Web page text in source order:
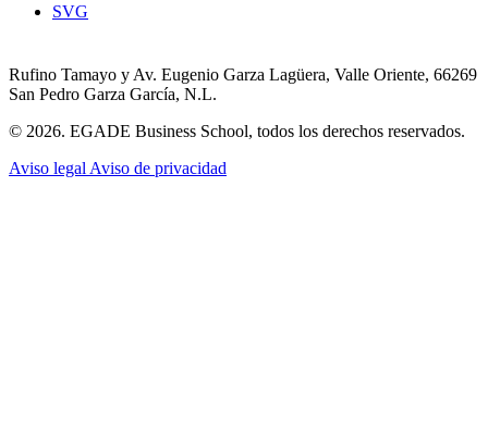
SVG
Rufino Tamayo y Av. Eugenio Garza Lagüera, Valle Oriente, 66269
San Pedro Garza García, N.L.
© 2026. EGADE Business School, todos los derechos reservados.
Aviso legal Aviso de privacidad